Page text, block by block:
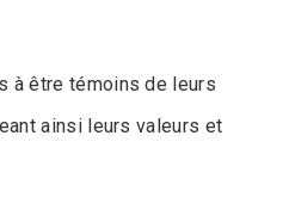
à être témoins de leurs
ainsi leurs valeurs et